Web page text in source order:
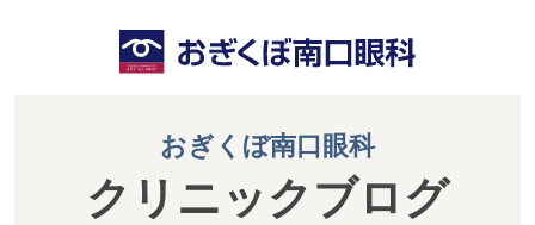
おぎくぼ南口眼科
クリニックブログ